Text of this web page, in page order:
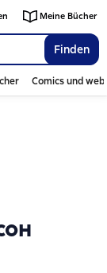
Finden
Meine Bücher
Comics und